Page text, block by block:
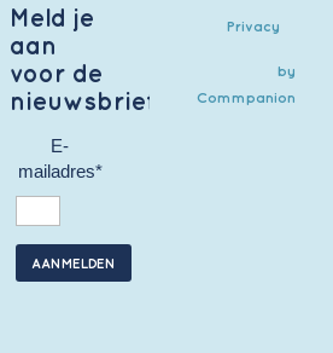
Meld je
aan
voor de
nieuwsbrief
E-
mailadres*
Privacy
by
Commpanion